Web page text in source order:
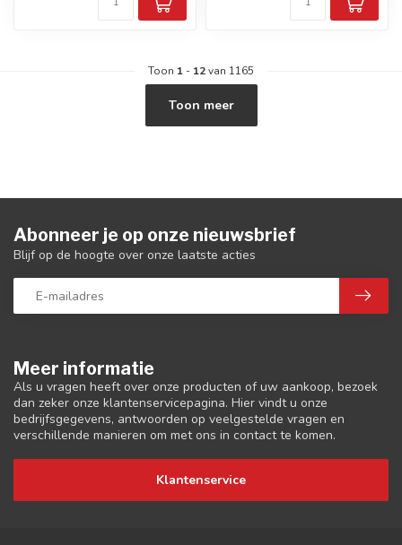
Toon 1 - 12van 1165
Toon meer
Meer informatie
Als u vragen heeft over onze producten of uw aankoop, bezoek
dan zeker onze klantenservicepagina. Hier vindt u onze
bedrijfsgegevens, antwoorden op veelgestelde vragen en
verschillende manieren om met ons in contact te komen.
Klantenservice
Abonneer je op onze nieuwsbrief
Blijf op de hoogte over onze laatste acties